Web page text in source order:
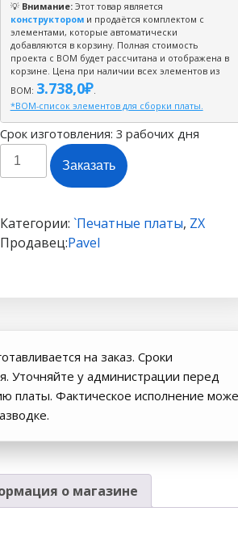
💡 Внимание:Этот товар является
конструктороми продаётся комплектом с
элементами, которые автоматически
добавляются в корзину. Полная стоимость
проекта с BOM будет рассчитана и отображена в
корзине. Цена при наличии всех элементов из
ВОМ: 3.738,0₽.
*BOM-список элементов для сборки платы.
Срок изготовления: 3 рабочих дня
Количество
товара
Конструктор
NUCLEON
512
Заказать
Категории: `Печатные платы, ZX
Продавец:Pavel
на заказ. Сроки
Уточняйте у администрации перед
платы. Фактическое исполнение
о магазине